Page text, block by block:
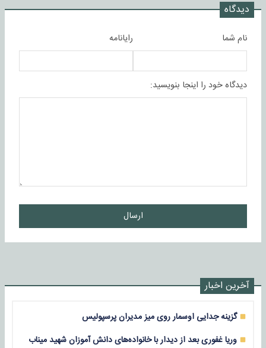
دیدگاه
نام شما رایانامه
دیدگاه خود را اینجا بنویسید:
ارسال
آخرین اخبار
گزینه جدایی اوسمار روی میز مدیران پرسپولیس
وریا غفوری بعد از دیدار با خانواده‌های دانش آموزان شهید میناب